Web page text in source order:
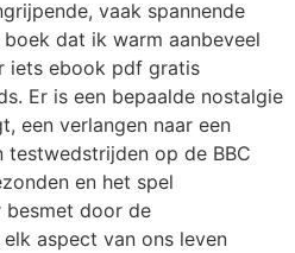
vaak spannende
dat ik warm aanbeveel
iets ebook pdf gratis
Er is een bepaalde nostalgie
een verlangen naar een
op de BBC
en het spel
besmet door de
aspect van ons leven